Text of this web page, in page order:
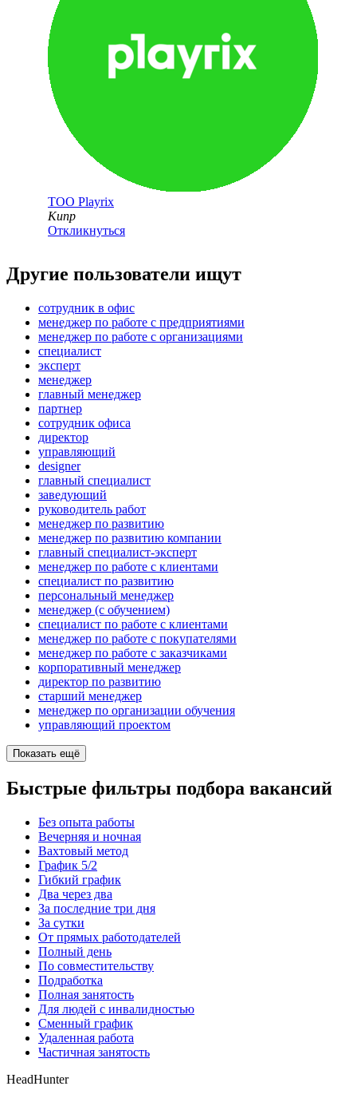
ТОО Playrix
Кипр
Откликнуться
Другие пользователи ищут
сотрудник в офис
менеджер по работе с предприятиями
менеджер по работе с организациями
специалист
эксперт
менеджер
главный менеджер
партнер
сотрудник офиса
директор
управляющий
designer
главный специалист
заведующий
руководитель работ
менеджер по развитию
менеджер по развитию компании
главный специалист-эксперт
менеджер по работе с клиентами
специалист по развитию
персональный менеджер
менеджер (с обучением)
специалист по работе с клиентами
менеджер по работе с покупателями
менеджер по работе с заказчиками
корпоративный менеджер
директор по развитию
старший менеджер
менеджер по организации обучения
управляющий проектом
Показать ещё
Быстрые фильтры подбора вакансий
Без опыта работы
Вечерняя и ночная
Вахтовый метод
График 5/2
Гибкий график
Два через два
За последние три дня
За сутки
От прямых работодателей
Полный день
По совместительству
Подработка
Полная занятость
Для людей с инвалидностью
Сменный график
Удаленная работа
Частичная занятость
HeadHunter